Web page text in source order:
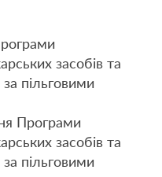
засобів та
пільговими
Програми
засобів та
пільговими